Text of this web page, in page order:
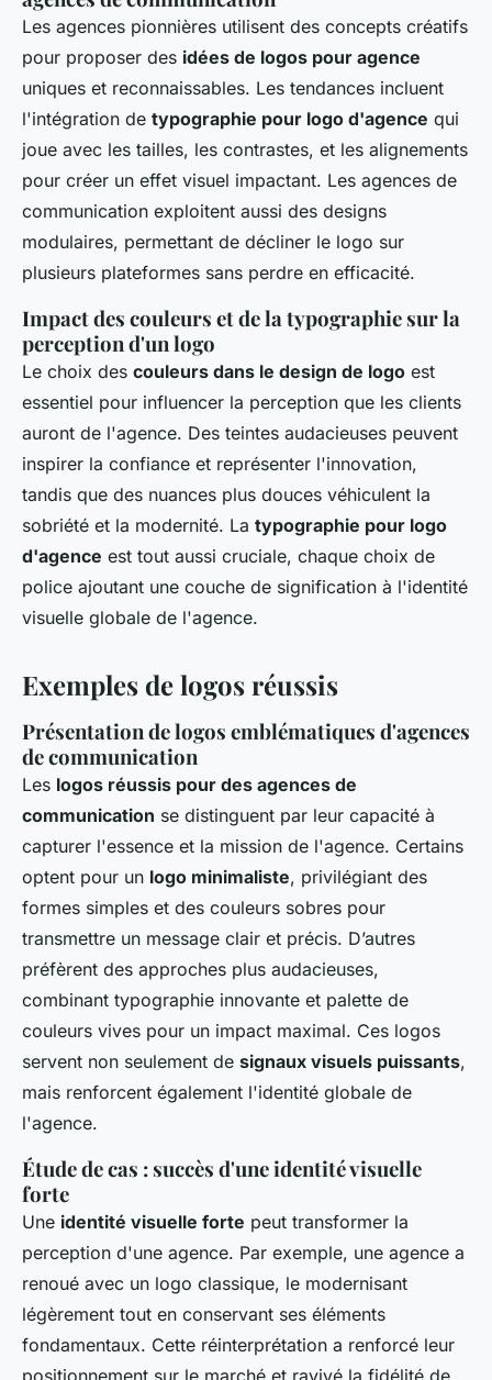
Les agences pionnières utilisent des concepts créatifs
pour proposer des idées de logos pour agence
uniques et reconnaissables. Les tendances incluent
l'intégration de typographie pour logo d'agence qui
joue avec les tailles, les contrastes, et les alignements
pour créer un effet visuel impactant. Les agences de
communication exploitent aussi des designs
modulaires, permettant de décliner le logo sur
plusieurs plateformes sans perdre en efficacité.
Impact des couleurs et de la typographie sur la
perception d'un logo
Le choix des couleurs dans le design de logo est
essentiel pour influencer la perception que les clients
auront de l'agence. Des teintes audacieuses peuvent
inspirer la confiance et représenter l'innovation,
tandis que des nuances plus douces véhiculent la
sobriété et la modernité. La typographie pour logo
d'agence est tout aussi cruciale, chaque choix de
police ajoutant une couche de signification à l'identité
visuelle globale de l'agence.
Exemples de logos réussis
Présentation de logos emblématiques d'agences
de communication
Les logos réussis pour des agences de
communication se distinguent par leur capacité à
capturer l'essence et la mission de l'agence. Certains
optent pour un logo minimaliste, privilégiant des
formes simples et des couleurs sobres pour
transmettre un message clair et précis. D’autres
préfèrent des approches plus audacieuses,
combinant typographie innovante et palette de
couleurs vives pour un impact maximal. Ces logos
servent non seulement de signaux visuels puissants,
mais renforcent également l'identité globale de
l'agence.
Étude de cas : succès d'une identité visuelle
forte
Une identité visuelle forte peut transformer la
perception d'une agence. Par exemple, une agence a
renoué avec un logo classique, le modernisant
légèrement tout en conservant ses éléments
fondamentaux. Cette réinterprétation a renforcé leur